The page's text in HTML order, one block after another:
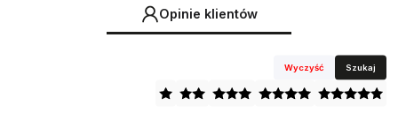
Opinie klientów
Wyczyść Szukaj